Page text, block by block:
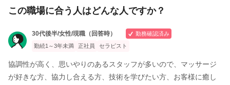
この職場に合う人はどんな人ですか？
30代後半/女性/現職（回答時）
勤務確認済み
勤続1～3年未満
正社員 セラピスト
協調性が高く、思いやりのあるスタッフが多いので、マッサージ
が好きな方、協力し合える方、技術を学びたい方、お客様に癒し